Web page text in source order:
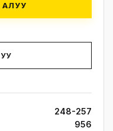
АЛУУ
248-257
956